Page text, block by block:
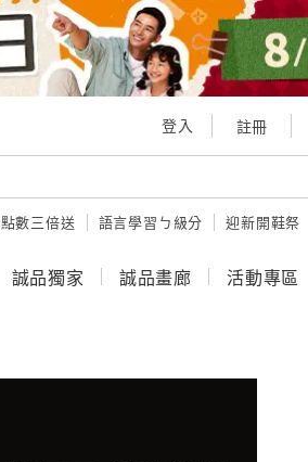
登入 註冊
數三倍送 語言學習ㄅ級分 迎新開鞋祭
誠品獨家 誠品畫廊 活動專區